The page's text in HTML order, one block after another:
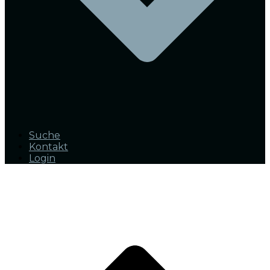
Suche
Kontakt
Login